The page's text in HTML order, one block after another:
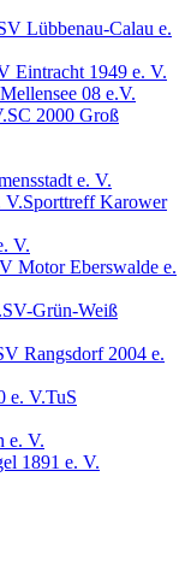
Lübbenau-Calau e.
Eintracht 1949 e. V.
08 e.V.
SC 2000 Groß
e. V.
Sporttreff Karower
V.
Motor Eberswalde e.
SV-Grün-Weiß
Rangsdorf 2004 e.
TuS
e. V.
1891 e. V.